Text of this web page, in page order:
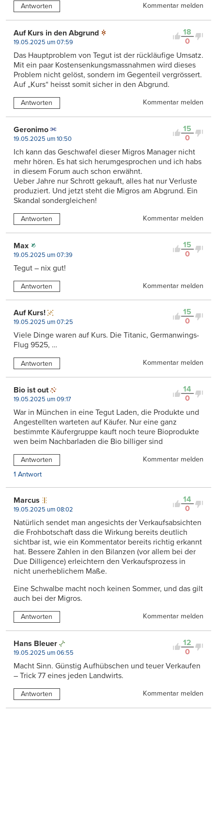
Antworten Kommentar melden
18
0
Auf Kurs in den Abgrund
19.05.2025 um 07:59
Das Hauptproblem von Tegut ist der rückläufige Umsatz.
Mit ein paar Kostensenkungsmassnahmen wird dieses
Problem nicht gelöst, sondern im Gegenteil vergrössert.
Auf „Kurs“ heisst somit sicher in den Abgrund.
Antworten Kommentar melden
15
0
Geronimo
19.05.2025 um 10:50
Ich kann das Geschwafel dieser Migros Manager nicht
mehr hören. Es hat sich herumgesprochen und ich habs
in diesem Forum auch schon erwähnt.
Ueber Jahre nur Schrott gekauft, alles hat nur Verluste
produziert. Und jetzt steht die Migros am Abgrund. Ein
Skandal sondergleichen!
Antworten Kommentar melden
15
0
Max
19.05.2025 um 07:39
Tegut – nix gut!
Antworten Kommentar melden
15
0
Auf Kurs!
19.05.2025 um 07:25
Viele Dinge waren auf Kurs. Die Titanic, Germanwings-
Flug 9525, …
Antworten Kommentar melden
14
0
Bio ist out
19.05.2025 um 09:17
War in München in eine Tegut Laden, die Produkte und
Angestellten warteten auf Käufer. Nur eine ganz
bestimmte Käufergruppe kauft noch teure Bioprodukte
wen beim Nachbarladen die Bio billiger sind
Antworten
Kommentar melden
1 Antwort
14
0
Marcus
19.05.2025 um 08:02
Natürlich sendet man angesichts der Verkaufsabsichten
die Frohbotschaft dass die Wirkung bereits deutlich
sichtbar ist, wie ein Kommentator bereits richtig erkannt
hat. Bessere Zahlen in den Bilanzen (vor allem bei der
Due Dilligence) erleichtern den Verkaufsprozess in
nicht unerheblichem Maße.
Eine Schwalbe macht noch keinen Sommer, und das gilt
auch bei der Migros.
Antworten Kommentar melden
12
0
Hans Bleuer
19.05.2025 um 06:55
Macht Sinn. Günstig Aufhübschen und teuer Verkaufen
– Trick 77 eines jeden Landwirts.
Antworten Kommentar melden